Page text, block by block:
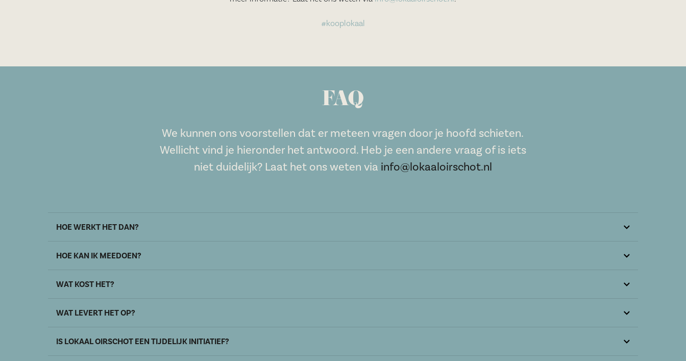
#kooplokaal
FAQ
We kunnen ons voorstellen dat er meteen vragen door je hoofd schieten.
Wellicht vind je hieronder het antwoord. Heb je een andere vraag of is iets
niet duidelijk? Laat het ons weten via info@lokaaloirschot.nl
HOE WERKT HET DAN?
HOE KAN IK MEEDOEN?
WAT KOST HET?
WAT LEVERT HET OP?
IS LOKAAL OIRSCHOT EEN TIJDELIJK INITIATIEF?